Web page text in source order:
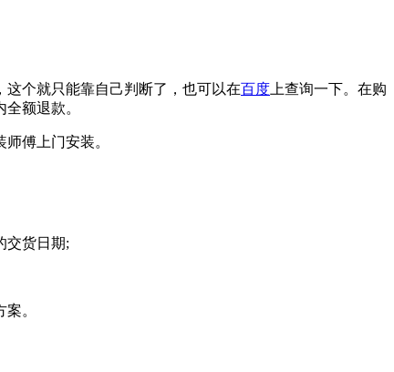
个就只能靠自己判断了，也可以在百度 上查询一下。在购
额退款。
傅上门安装。
交货日期;
。